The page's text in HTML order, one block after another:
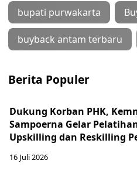
bupati purwakarta
buyback antam terbaru
Berita Populer
Dukung Korban PHK,
Sampoerna Gelar
Upskilling dan Reskilling
16 Juli 2026